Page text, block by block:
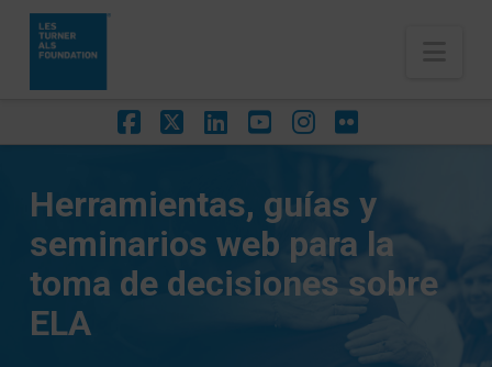
Facebook
X LinkedIn
YouTube
Instagram
Flickr
Herramientas, guías y
seminarios web para la
toma de decisiones sobre
ELA